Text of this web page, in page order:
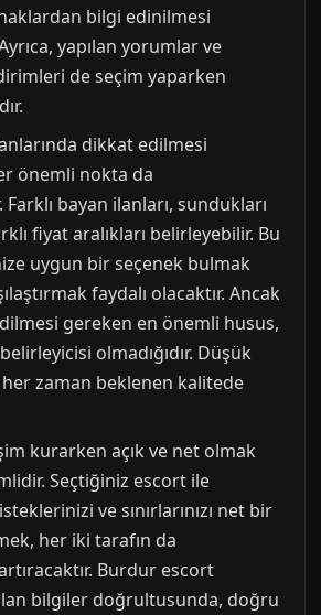
bilgi edinilmesi
yapılan yorumlar ve
de seçim yaparken
dikkat edilmesi
önemli nokta da
Farklı bayan ilanları, sundukları
fiyat aralıkları belirleyebilir. Bu
uygun bir seçenek bulmak
faydalı olacaktır. Ancak
gereken en önemli husus,
olmadığıdır. Düşük
zaman beklenen kalitede
kurarken açık ve net olmak
Seçtiğiniz escort ile
ve sınırlarınızı net bir
her iki tarafın da
Burdur escort
bilgiler doğrultusunda, doğru